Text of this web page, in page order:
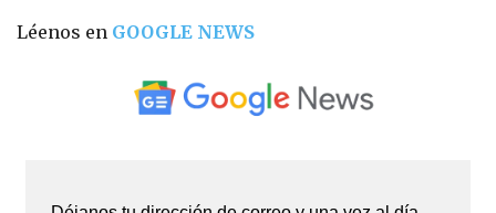
Léenos en GOOGLE NEWS